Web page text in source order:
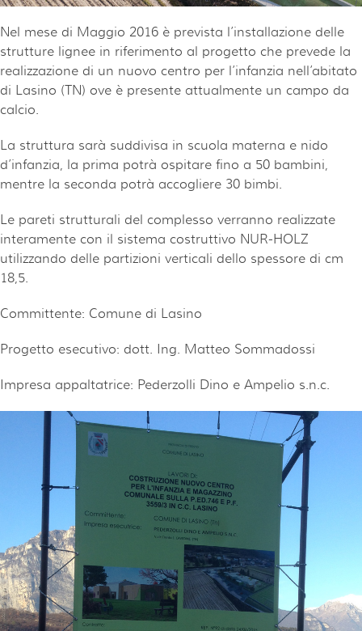
Nel mese di Maggio 2016 è prevista l’installazione delle
strutture lignee in riferimento al progetto che prevede la
realizzazione di un nuovo centro per l’infanzia nell’abitato
di Lasino (TN) ove è presente attualmente un campo da
calcio.
La struttura sarà suddivisa in scuola materna e nido
d’infanzia, la prima potrà ospitare fino a 50 bambini,
mentre la seconda potrà accogliere 30 bimbi.
Le pareti strutturali del complesso verranno realizzate
interamente con il sistema costruttivo NUR-HOLZ
utilizzando delle partizioni verticali dello spessore di cm
18,5.
Committente: Comune di Lasino
Progetto esecutivo: dott. Ing. Matteo Sommadossi
Impresa appaltatrice: Pederzolli Dino e Ampelio s.n.c.